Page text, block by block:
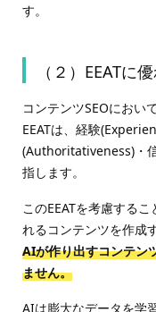
す。
（２）EEATに
コンテンツSEOにおい
EEATは、経験
(Authoritativeness)・
指します。
このEEATを考慮する
れるコンテンツを作成
AIが作り出すコンテン
ません。
AIは膨大なデータを学